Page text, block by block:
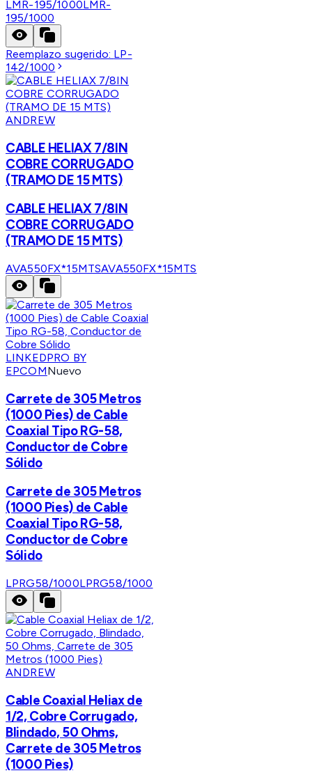
LMR-195/1000LMR-
195/1000
Reemplazo sugerido: LP-
142/1000
ANDREW
CABLE HELIAX 7/8IN
COBRE CORRUGADO
(TRAMO DE 15 MTS)
CABLE HELIAX 7/8IN
COBRE CORRUGADO
(TRAMO DE 15 MTS)
AVA550FX*15MTSAVA550FX*15MTS
LINKEDPRO BY
EPCOMNuevo
Carrete de 305 Metros
(1000 Pies) de Cable
Coaxial Tipo RG-58,
Conductor de Cobre
Sólido
Carrete de 305 Metros
(1000 Pies) de Cable
Coaxial Tipo RG-58,
Conductor de Cobre
Sólido
LPRG58/1000LPRG58/1000
ANDREW
Cable Coaxial Heliax de
1/2, Cobre Corrugado,
Blindado, 50 Ohms,
Carrete de 305 Metros
(1000 Pies)